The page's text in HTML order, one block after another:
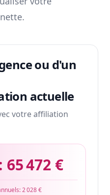
ou d'un
actuelle
votre affiliation
65 472 €
2 028 €